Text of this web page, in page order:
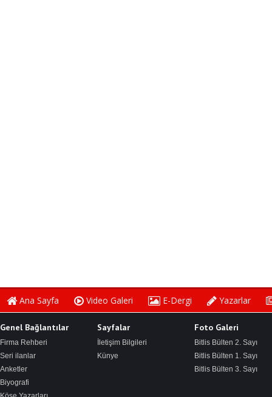
Ana Sayfa Video Galeri E-Dergi Yazarlar
Genel Bağlantılar
Firma Rehberi
Seri ilanlar
Anketler
Biyografi
Sayfalar
İletişim Bilgileri
Künye
Foto Galeri
Bitlis Bülten 2. Sayı
Bitlis Bülten 1. Sayı
Bitlis Bülten 3. Sayı